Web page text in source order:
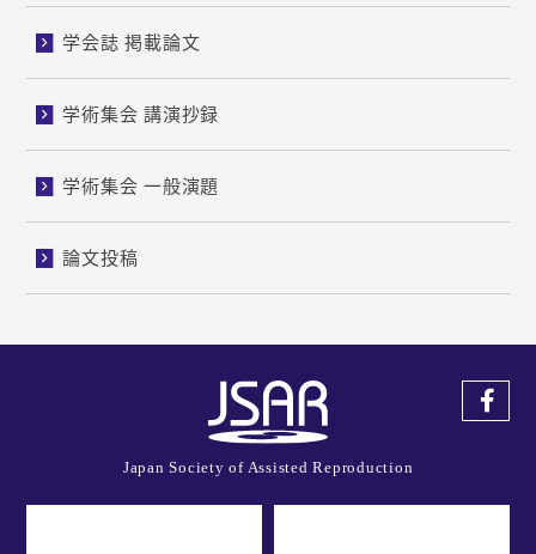
学会誌 掲載論文
学術集会 講演抄録
学術集会 一般演題
論文投稿
Japan Society of Assisted Reproduction